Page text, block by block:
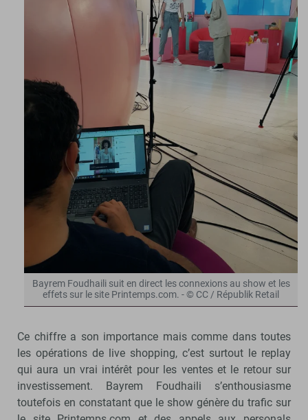
Bayrem Foudhaili suit en direct les connexions au show et les
effets sur le site Printemps.com. - © CC / Républik Retail
Ce chiffre a son importance mais comme dans toutes
les opérations de live shopping, c’est surtout le replay
qui aura un vrai intérêt pour les ventes et le retour sur
investissement. Bayrem Foudhaili s’enthousiasme
toutefois en constatant que le show génère du trafic sur